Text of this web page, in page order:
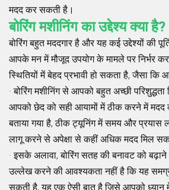
मदद कर सकती है।
बोरिंग मशीनिंग का उद्देश्य क्या है?
बोरिंग बहुत मददगार है और यह कई उद्देश्यों की
आपके मन में मौजूद उपयोग के मामले पर निर्भर
स्थितियों में बेहद प्रभावी हो सकता है, जैसा कि
· बोरिंग मशीनिंग से आपको बहुत अच्छी
आपको छेद को सही आयामों में ठीक करने में
बताया गया है, ठीक ट्यूनिंग में समय और
लागू करने से अपेक्षा से कहीं अधिक मदद मिल
· इसके अलावा, बोरिंग सतह की बनावट को
उल्लेख करने की आवश्यकता नहीं है कि यह
सकती है, यह एक ऐसी बात है जिसे आपको ध्यान